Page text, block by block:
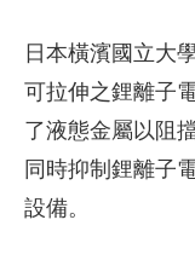
日本橫濱國立大
可拉伸之鋰離子
了液態金屬以阻
同時抑制鋰離子
設備。